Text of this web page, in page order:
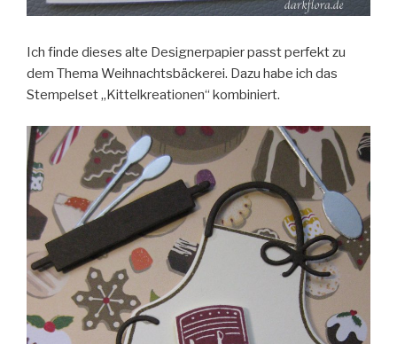
Ich finde dieses alte Designerpapier passt perfekt zu
dem Thema Weihnachtsbäckerei. Dazu habe ich das
Stempelset „Kittelkreationen“ kombiniert.